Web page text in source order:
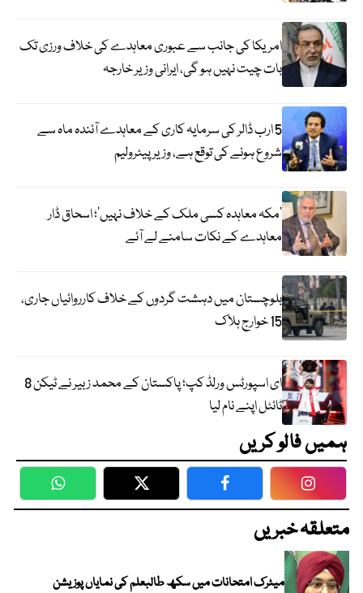
امریکا کی جانب سے عبوری معاہدے کی خلاف ورزی تک
بات چیت نہیں ہو گی، ایرانی وزیر خارجہ
5 ارب ڈالر کی سرمایہ کاری کے معاہدے آئندہ ماہ سے
شروع ہونے کی توقع ہے، وزیر پیٹرولیم
‘مکہ معاہدہ کسی ملک کے خلاف نہیں’؛ اسحاق ڈار
معاہدے کے نکات سامنے لے آئے
بلوچستان میں دہشت گردوں کے خلاف کارروائیاں جاری،
15 خوارج ہلاک
ای اسپورٹس ورلڈ کپ؛ پاکستان کے محمد زبیر نے ٹیکن 8
ٹائٹل اپنے نام لیا
ہمیں فالو کریں
WhatsApp Twitter Facebook
متعلقہ خبریں
میٹرک امتحانات میں سکھ طالبعلم کی نمایاں پوزیشن